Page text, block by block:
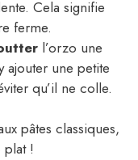
Cela signifie
ferme.
l’orzo une
ajouter une petite
qu’il ne colle.
pâtes classiques,
plat !